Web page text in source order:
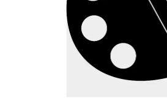
ИЗДЕЛИЯ ДЛЯ
ОБОРУДОВАНИЕ